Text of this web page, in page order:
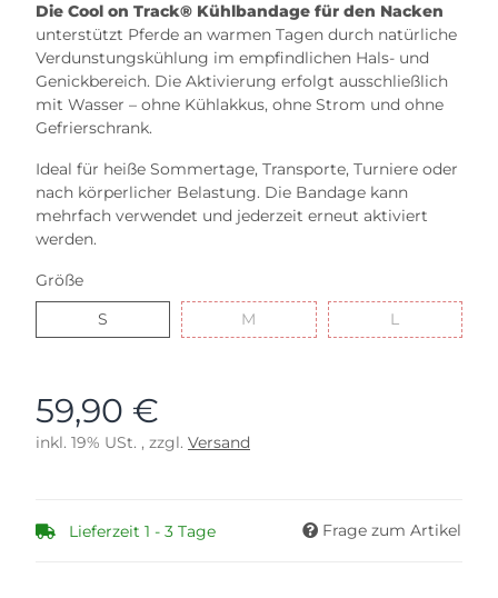
Die Cool on Track® Kühlbandage für den Nacken
unterstützt Pferde an warmen Tagen durch natürliche
Verdunstungskühlung im empfindlichen Hals- und
Genickbereich. Die Aktivierung erfolgt ausschließlich
mit Wasser – ohne Kühlakkus, ohne Strom und ohne
Gefrierschrank.
Ideal für heiße Sommertage, Transporte, Turniere oder
nach körperlicher Belastung. Die Bandage kann
mehrfach verwendet und jederzeit erneut aktiviert
werden.
Größe
S
M L
59,90 €
inkl. 19% USt. , zzgl. Versand
Lieferzeit 1 - 3 Tage Frage zum Artikel